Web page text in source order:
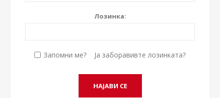
Лозинка:
Запомни ме? Ја заборавивте лозинката?